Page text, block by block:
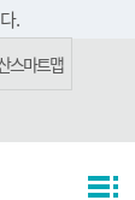
.
스마트맵